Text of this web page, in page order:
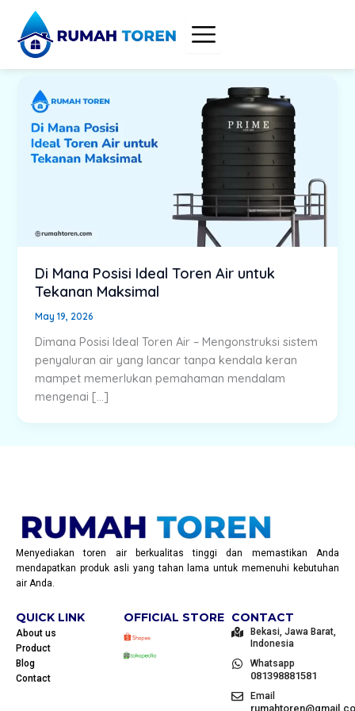
content
Di Mana Posisi Ideal Toren Air untuk
Tekanan Maksimal
May 19, 2026
Dimana Posisi Ideal Toren Air – Mengonstruksi sistem
penyaluran air yang lancar tanpa kendala keran
mampet memerlukan pemahaman mendalam
mengenai […]
Menyediakan toren air berkualitas tinggi dan memastikan Anda
mendapatkan produk asli yang tahan lama untuk memenuhi kebutuhan
air Anda.
QUICK LINK
About us
Product
Blog
Contact
OFFICIAL STORE CONTACT
Bekasi, Jawa Barat,
Indonesia
Whatsapp
081398881581
Email